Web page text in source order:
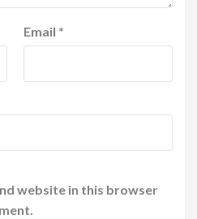
Email *
website in this browser